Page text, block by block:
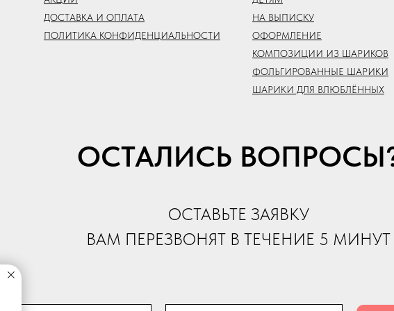
ДОСТАВКА И ОПЛАТА
ПОЛИТИКА КОНФИДЕНЦИАЛЬНОСТИ
НА ВЫПИСКУ
ОФОРМЛЕНИЕ
КОМПОЗИЦИИ ИЗ ШАРИКОВ
ФОЛЬГИРОВАННЫЕ ШАРИКИ
ШАРИКИ ДЛЯ ВЛЮБЛЁННЫХ
ОСТАЛИСЬ
ОСТАВЬТЕ ЗАЯВКУ
ВАМ ПЕРЕЗВОНЯТ В ТЕЧЕНИЕ 5 МИНУТ